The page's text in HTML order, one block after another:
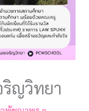
ริญวิทยา